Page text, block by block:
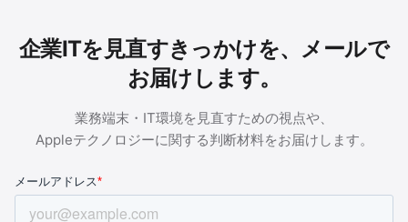
企業ITを見直すきっかけを、メールで
お届けします。
業務端末・IT環境を見直すための視点や、
Appleテクノロジーに関する判断材料をお届けします。